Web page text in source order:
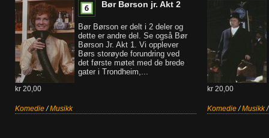
Bør Børson jr. Akt 2
Bør Børson er delt i 2 deler og
dette er andre del. Se også Bør
Børson Jr. Akt 1. Vi opplever
Børs storøyde forundring ved
det første møtet med de brede
gater i Trondheim,...
kr 20,00
Komedie/Musikk
kr 20,00
Komedie/Musikk